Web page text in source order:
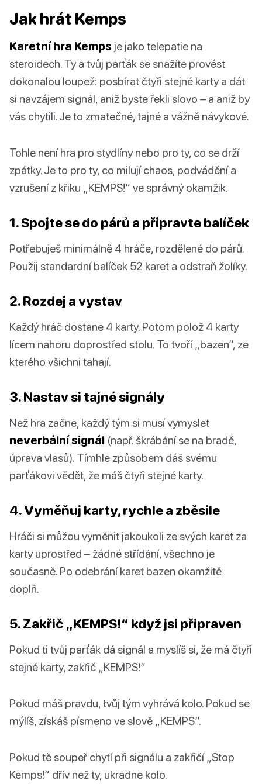
Jak hrát Kemps
Karetní hra Kemps je jako telepatie na
steroidech. Ty a tvůj parťák se snažíte provést
dokonalou loupež: posbírat čtyři stejné karty a dát
si navzájem signál, aniž byste řekli slovo – a aniž by
vás chytili. Je to zmatečné, tajné a vážně návykové.
Tohle není hra pro stydlíny nebo pro ty, co se drží
zpátky. Je to pro ty, co milují chaos, podvádění a
vzrušení z křiku „KEMPS!“ ve správný okamžik.
1. Spojte se do párů a připravte balíček
Potřebuješ minimálně 4 hráče, rozdělené do párů.
Použij standardní balíček 52 karet a odstraň žolíky.
2. Rozdej a vystav
Každý hráč dostane 4 karty. Potom polož 4 karty
lícem nahoru doprostřed stolu. To tvoří „bazen“, ze
kterého všichni tahají.
3. Nastav si tajné signály
Než hra začne, každý tým si musí vymyslet
neverbální signál (např. škrábání se na bradě,
úprava vlasů). Tímhle způsobem dáš svému
parťákovi vědět, že máš čtyři stejné karty.
4. Vyměňuj karty, rychle a zběsile
Hráči si můžou vyměnit jakoukoli ze svých karet za
karty uprostřed – žádné střídání, všechno je
současně. Po odebrání karet bazen okamžitě
doplň.
5. Zakřič „KEMPS!“ když jsi připraven
Pokud ti tvůj parťák dá signál a myslíš si, že má čtyři
stejné karty, zakřič „KEMPS!“
Pokud máš pravdu, tvůj tým vyhrává kolo. Pokud se
mýlíš, získáš písmeno ve slově „KEMPS“.
Pokud tě soupeř chytí při signálu a zakřičí „Stop
Kemps!“ dřív než ty, ukradne kolo.